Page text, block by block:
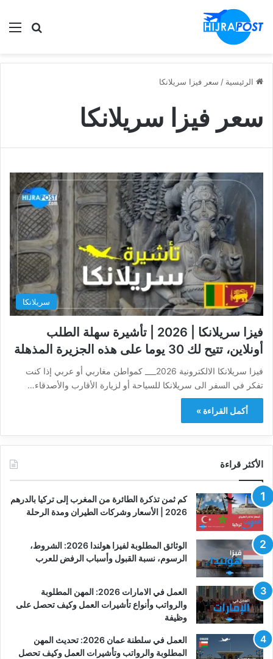
ابحث
الرئيسية / سعر فيزا سريلانكا
سعر فيزا سريلانكا
سريلانكا
فيزا سريلانكا | 2026 | تأشيرة سهلة الطلب
أونلاين، تتيح لك 30 يوما على هذه الجزيرة المذهلة
فيزا سريلانكا الالكترونية 2026___ كمواطن مغاربي أو عربي إذا كنت
تفكر في السفر الى سريلانكا للسياحة أو لزيارة الأقارب والأصدقاء…
أكمل القراءة »
الأكثر قراءة
كم ثمن تذكرة الطائرة من المغرب إلى تركيا بالدرهم
2026 | الأسعار وشركات الطيران ومدة الرحلة
الوثائق المطلوبة لفيزا هولندا 2026: الشروط،
الرسوم، نسبة القبول وأسباب الرفض للعرب
العمل في الامارات 2026: المهن المطلوبة
والرواتب وأنواع تأشيرات العمل وكيف تحصل على
وظيفة
العمل في سلطنة عمان 2026: تحديث المهن
المطلوبة والرواتب وتأشيرات العمل وكيف تحصل